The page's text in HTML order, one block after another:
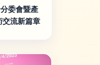
委會暨產
交流新篇章